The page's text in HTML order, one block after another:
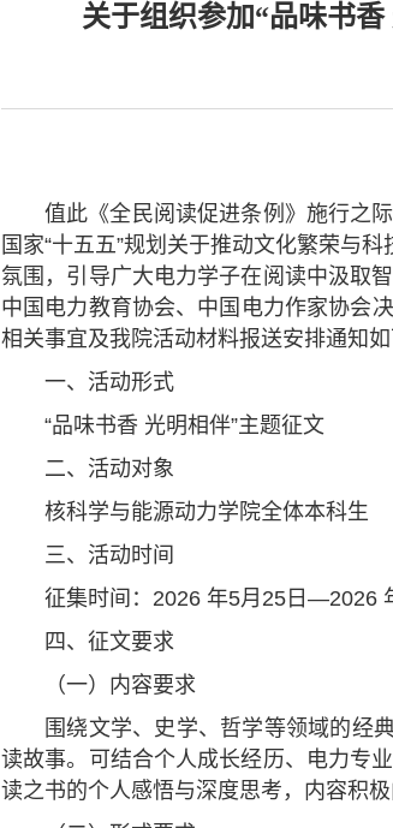
关于组织参加“品味书
值此《全民阅读促进条例》施行之
国家“十五五”规划关于推动文化繁荣与
氛围，引导广大电力学子在阅读中汲取
中国电力教育协会、中国电力作家协会
相关事宜及我院活动材料报送安排通知如
一、活动形式
“品味书香 光明相伴”主题征文
二、活动对象
核科学与能源动力学院全体本科生
三、活动时间
征集时间： 2026 年5月 25 日—2026
四、征文要求
（一）内容要求
围绕文学、史学、哲学等领域的经
读故事。可结合个人成长经历、电力专
读之书的个人感悟与深度思考，内容积